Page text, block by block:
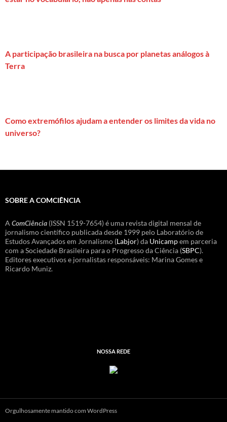
A participação brasileira na busca por planetas análogos à
Terra
Como extremófilos ajudam a entender os limites da vida no
universo?
SOBRE A COMCIÊNCIA
A ComCiência (ISSN 1519-7654) é uma revista digital mensal de
jornalismo científico publicada desde 1999 pelo Laboratório de
Estudos Avançados em Jornalismo (Labjor) da Unicampem parceria
com a Sociedade Brasileira para o Progresso da Ciência (SBPC).
Editores executivos e jornalistas responsáveis: Marina Gomes e
Ricardo Muniz.
NOSSA REDE
Orgulhosamente mantido com WordPress